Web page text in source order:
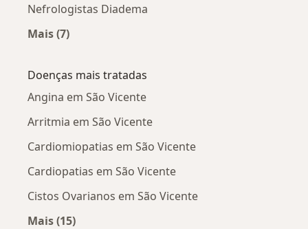
Nefrologistas Diadema
Mais (7)
Doenças mais tratadas
Angina em São Vicente
Arritmia em São Vicente
Cardiomiopatias em São Vicente
Cardiopatias em São Vicente
Cistos Ovarianos em São Vicente
Mais (15)